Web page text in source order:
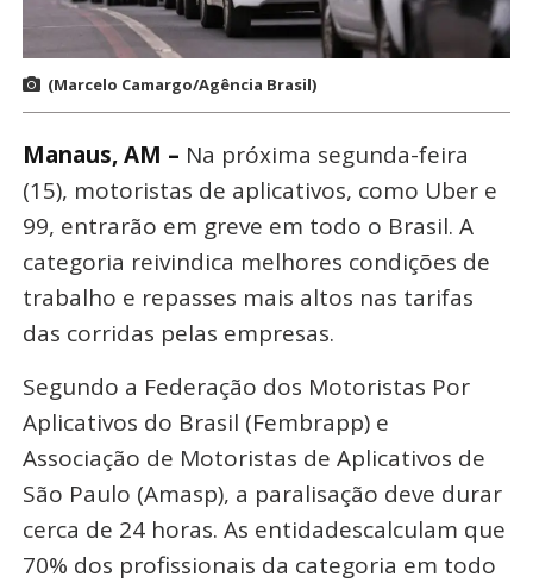
(Marcelo Camargo/Agência Brasil)
Manaus, AM – Na próxima segunda-feira
(15), motoristas de aplicativos, como Uber e
99, entrarão em greve em todo o Brasil. A
categoria reivindica melhores condições de
trabalho e repasses mais altos nas tarifas
das corridas pelas empresas.
Segundo a Federação dos Motoristas Por
Aplicativos do Brasil (Fembrapp) e
Associação de Motoristas de Aplicativos de
São Paulo (Amasp), a paralisação deve durar
cerca de 24 horas. As entidadescalculam que
70% dos profissionais da categoria em todo